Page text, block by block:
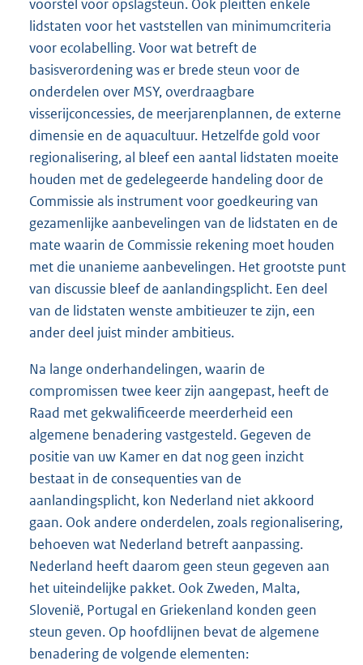
voorstel voor opslagsteun. Ook pleitten enkele
lidstaten voor het vaststellen van minimumcriteria
voor ecolabelling. Voor wat betreft de
basisverordening was er brede steun voor de
onderdelen over MSY, overdraagbare
visserijconcessies, de meerjarenplannen, de externe
dimensie en de aquacultuur. Hetzelfde gold voor
regionalisering, al bleef een aantal lidstaten moeite
houden met de gedelegeerde handeling door de
Commissie als instrument voor goedkeuring van
gezamenlijke aanbevelingen van de lidstaten en de
mate waarin de Commissie rekening moet houden
met die unanieme aanbevelingen. Het grootste punt
van discussie bleef de aanlandingsplicht. Een deel
van de lidstaten wenste ambitieuzer te zijn, een
ander deel juist minder ambitieus.
Na lange onderhandelingen, waarin de
compromissen twee keer zijn aangepast, heeft de
Raad met gekwalificeerde meerderheid een
algemene benadering vastgesteld. Gegeven de
positie van uw Kamer en dat nog geen inzicht
bestaat in de consequenties van de
aanlandingsplicht, kon Nederland niet akkoord
gaan. Ook andere onderdelen, zoals regionalisering,
behoeven wat Nederland betreft aanpassing.
Nederland heeft daarom geen steun gegeven aan
het uiteindelijke pakket. Ook Zweden, Malta,
Slovenië, Portugal en Griekenland konden geen
steun geven. Op hoofdlijnen bevat de algemene
benadering de volgende elementen: